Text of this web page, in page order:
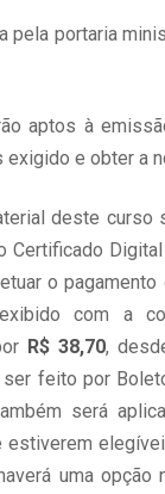
pela portaria
aptos à
e obter a
deste curso
Certificado
o
com a
R$ 38,70,
ser feito por
será
estiverem
uma